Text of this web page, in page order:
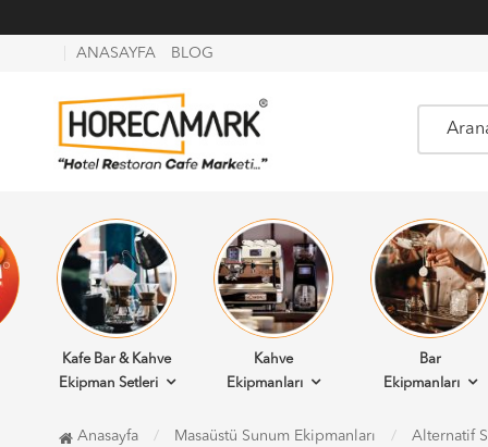
ANASAYFA BLOG
Kafe Bar & Kahve
Ekipman Setleri
Kahve
Ekipmanları
Bar
Ekipmanları
Anasayfa Masaüstü Sunum Ekipmanları Alternatif